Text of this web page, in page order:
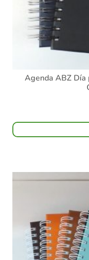
Agenda ABZ Día